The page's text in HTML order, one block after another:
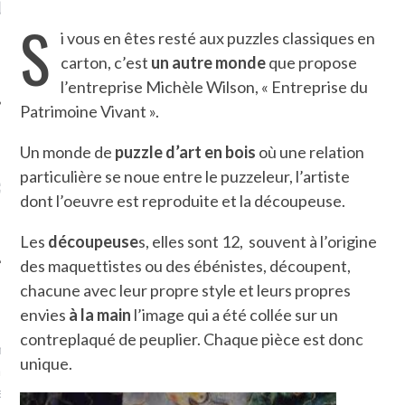
L’AMBASSADE
QUI ?
DE DAX. ET POURQUOI PAS
?
MES DERNIERS
SUR FACEBOOK
QUI MARCHE
journaliste à France
toujours aimé marcher.
conquis mais en
S
i vous en êtes resté aux puzzles classiques en
carton, c’est un autre mondeque propose
l’entreprise Michèle Wilson, « Entreprise du
Patrimoine Vivant ».
Un monde de puzzle d’art en bois où une relation
particulière se noue entre le puzzeleur, l’artiste
dont l’oeuvre est reproduite et la découpeuse.
Les découpeuses, elles sont 12, souvent à l’origine
des maquettistes ou des ébénistes, découpent,
chacune avec leur propre style et leurs propres
envies à la main l’image qui a été collée sur un
contreplaqué de peuplier. Chaque pièce est donc
unique.